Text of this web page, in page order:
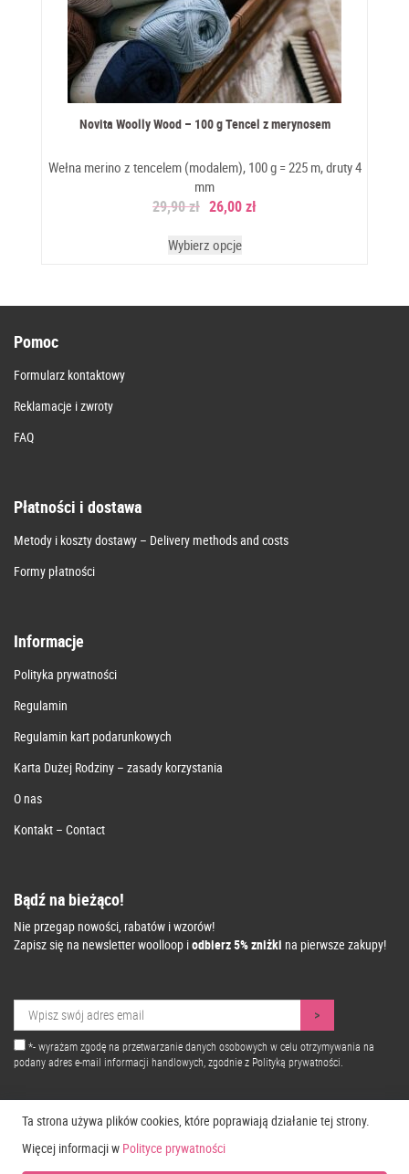
Novita Woolly Wood – 100 g Tencel z merynosem
Wełna merino z tencelem (modalem), 100 g = 225 m, druty 4
mm
29,90zł 26,00zł
Wybierz opcje
Pomoc
Formularz kontaktowy
Reklamacje i zwroty
FAQ
Płatności i dostawa
Metody i koszty dostawy – Delivery methods and costs
Formy płatności
Informacje
Polityka prywatności
Regulamin
Regulamin kart podarunkowych
Karta Dużej Rodziny – zasady korzystania
O nas
Kontakt – Contact
Bądź na bieżąco!
Nie przegap nowości, rabatów i wzorów!
Zapisz się na newsletter woolloop iodbierz 5% zniżki na pierwsze zakupy!
*- wyrażam zgodę na przetwarzanie danych osobowych w celu otrzymywania na
podany adres e-mail informacji handlowych, zgodnie z Polityką prywatności.
Ta strona używa plików cookies, które poprawiają działanie tej strony.
Więcej informacji w Polityce prywatności